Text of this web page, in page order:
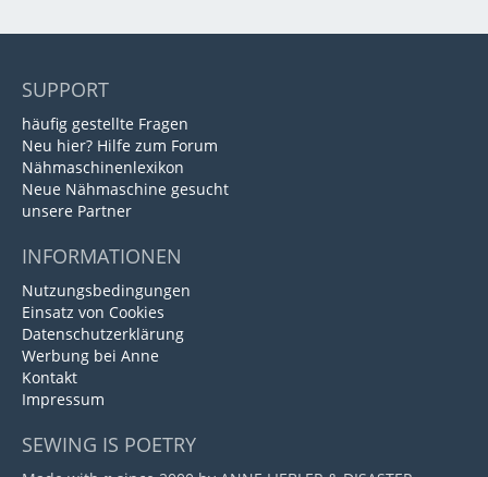
SUPPORT
häufig gestellte Fragen
Neu hier? Hilfe zum Forum
Nähmaschinenlexikon
Neue Nähmaschine gesucht
unsere Partner
INFORMATIONEN
Nutzungsbedingungen
Einsatz von Cookies
Datenschutzerklärung
Werbung bei Anne
Kontakt
Impressum
SEWING IS POETRY